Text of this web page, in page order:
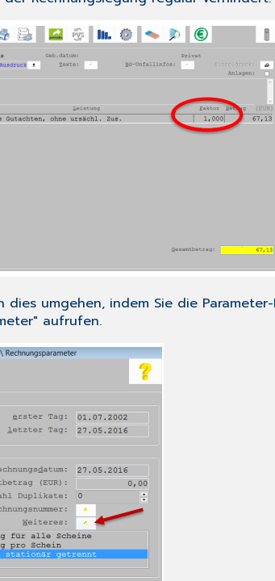
dies umgehen, indem Sie die
aufrufen.